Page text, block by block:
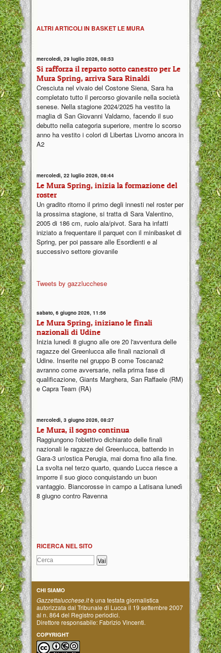
ALTRI ARTICOLI IN BASKET LE MURA
mercoledì, 29 luglio 2026, 08:53
Si rafforza il reparto sotto canestro per Le
Mura Spring, arriva Sara Rinaldi
Cresciuta nel vivaio del Costone Siena, Sara ha
completato tutto il percorso giovanile nella società
senese. Nella stagione 2024/2025 ha vestito la
maglia di San Giovanni Valdarno, facendo il suo
debutto nella categoria superiore, mentre lo scorso
anno ha vestito i colori di Libertas Livorno ancora in
A2
mercoledì, 22 luglio 2026, 08:44
Le Mura Spring, inizia la formazione del
roster
Un gradito ritorno il primo degli innesti nel roster per
la prossima stagione, si tratta di Sara Valentino,
2005 di 186 cm, ruolo ala/pivot. Sara ha infatti
iniziato a frequentare il parquet con il minibasket di
Spring, per poi passare alle Esordienti e al
successivo settore giovanile
Tweets by gazzlucchese
sabato, 6 giugno 2026, 11:56
Le Mura Spring, iniziano le finali
nazionali di Udine
Inizia lunedì 8 giugno alle ore 20 l'avventura delle
ragazze del Greenlucca alle finali nazionali di
Udine. Inserite nel gruppo B come Toscana2
avranno come avversarie, nella prima fase di
qualificazione, Giants Marghera, San Raffaele (RM)
e Capra Team (RA)
mercoledì, 3 giugno 2026, 08:27
Le Mura, il sogno continua
Raggiungono l'obiettivo dichiarato delle finali
nazionali le ragazze del Greenlucca, battendo in
Gara-3 un'ostica Perugia, mai doma fino alla fine.
La svolta nel terzo quarto, quando Lucca riesce a
imporre il suo gioco conquistando un buon
vantaggio. Biancorosse in campo a Latisana lunedì
8 giugno contro Ravenna
RICERCA NEL SITO
CHI SIAMO
Gazzettalucchese.itè una testata giornalistica
autorizzata dal Tribunale di Lucca il 19 settembre 2007
al n. 864 del Registro periodici.
Direttore responsabile: Fabrizio Vincenti.
COPYRIGHT